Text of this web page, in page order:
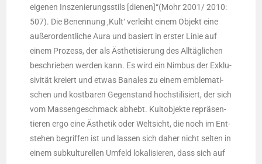
eige­nen Insze­nie­rungs­stils [dienen]“(Mohr 2001/ 2010:
507). Die Benen­nung ‚Kult‘ ver­leiht einem Objekt eine
außer­or­dent­li­che Aura und basiert in ers­ter Linie auf
einem Pro­zess, der als Ästhe­ti­sie­rung des All­täg­li­chen
beschrie­ben wer­den kann. Es wird ein Nim­bus der Exklu­
si­vi­tät kre­iert und etwas Bana­les zu einem emble­ma­ti­
schen und kost­ba­ren Gegen­stand hoch­sti­li­siert, der sich
vom Mas­sen­ge­schmack abhebt. Kult­ob­jek­te reprä­sen­
tie­ren ergo eine Ästhe­tik oder Welt­sicht, die noch im Ent­
ste­hen begrif­fen ist und las­sen sich daher nicht sel­ten in
einem sub­kul­tu­rel­len Umfeld loka­li­sie­ren, dass sich auf